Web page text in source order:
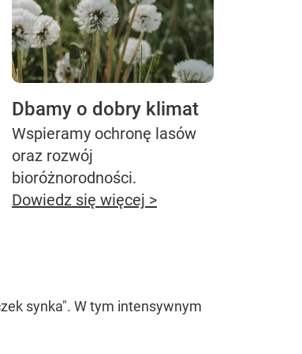
Dbamy o dobry klimat
Wspieramy ochronę lasów
oraz rozwój
bioróżnorodności.
Dowiedz się więcej >
synka". W tym intensywnym